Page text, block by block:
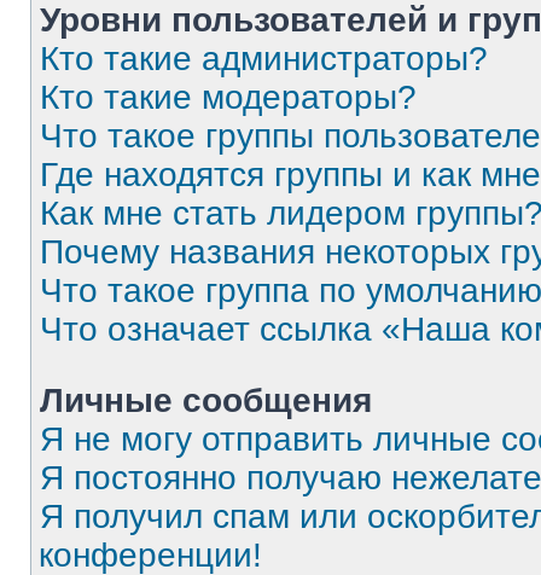
Уровни пользователей и
Кто такие администраторы?
Кто такие модераторы?
Что такое группы
Где находятся группы и как
Как мне стать лидером
Почему названия некоторых
Что такое группа по
Что означает ссылка «Наша
Личные сообщения
Я не могу отправить личные
Я постоянно получаю
Я получил спам или
конференции!